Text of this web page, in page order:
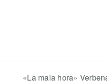
«La mala hora»